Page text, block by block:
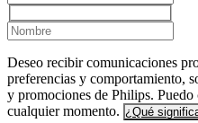
Deseo recibir comunicaciones
preferencias y comportamiento,
y promociones de Philips.
cualquier momento. ¿Qué